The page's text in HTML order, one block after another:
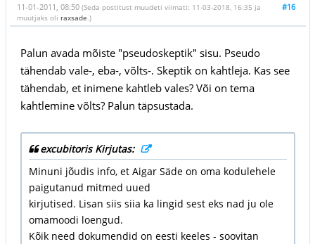
#16
11-01-2011, 08:50 (Seda postitust muudeti viimati: 11-03-2018, 16:35 ja
muutjaks oli raxsade .)
Palun avada mõiste "pseudoskeptik" sisu. Pseudo
tähendab vale‑, eba‑, võlts‑. Skeptik on kahtleja. Kas see
tähendab, et inimene kahtleb vales? Või on tema
kahtlemine võlts? Palun täpsustada.
excubitoris Kirjutas:
Minuni jõudis info, et Aigar Säde on oma kodulehele
paigutanud mitmed uued
kirjutised. Lisan siis siia ka lingid sest eks nad ju ole
omamoodi loengud.
Kõik need dokumendid on eesti keeles - soovitan